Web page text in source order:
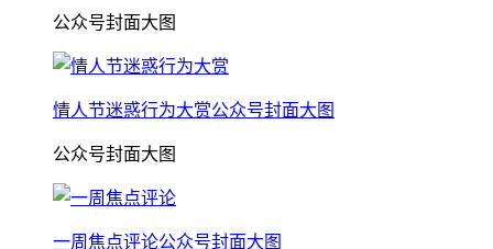
公众号封面大图
情人节迷惑行为大赏公众号封面大图
公众号封面大图
一周焦点评论公众号封面大图